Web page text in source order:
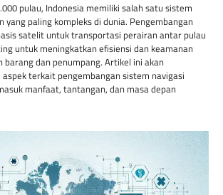
pulau, Indonesia memiliki salah satu sistem
paling kompleks di dunia. Pengembangan
satelit untuk transportasi perairan antar pulau
untuk meningkatkan efisiensi dan keamanan
barang dan penumpang. Artikel ini akan
terkait pengembangan sistem navigasi
manfaat, tantangan, dan masa depan